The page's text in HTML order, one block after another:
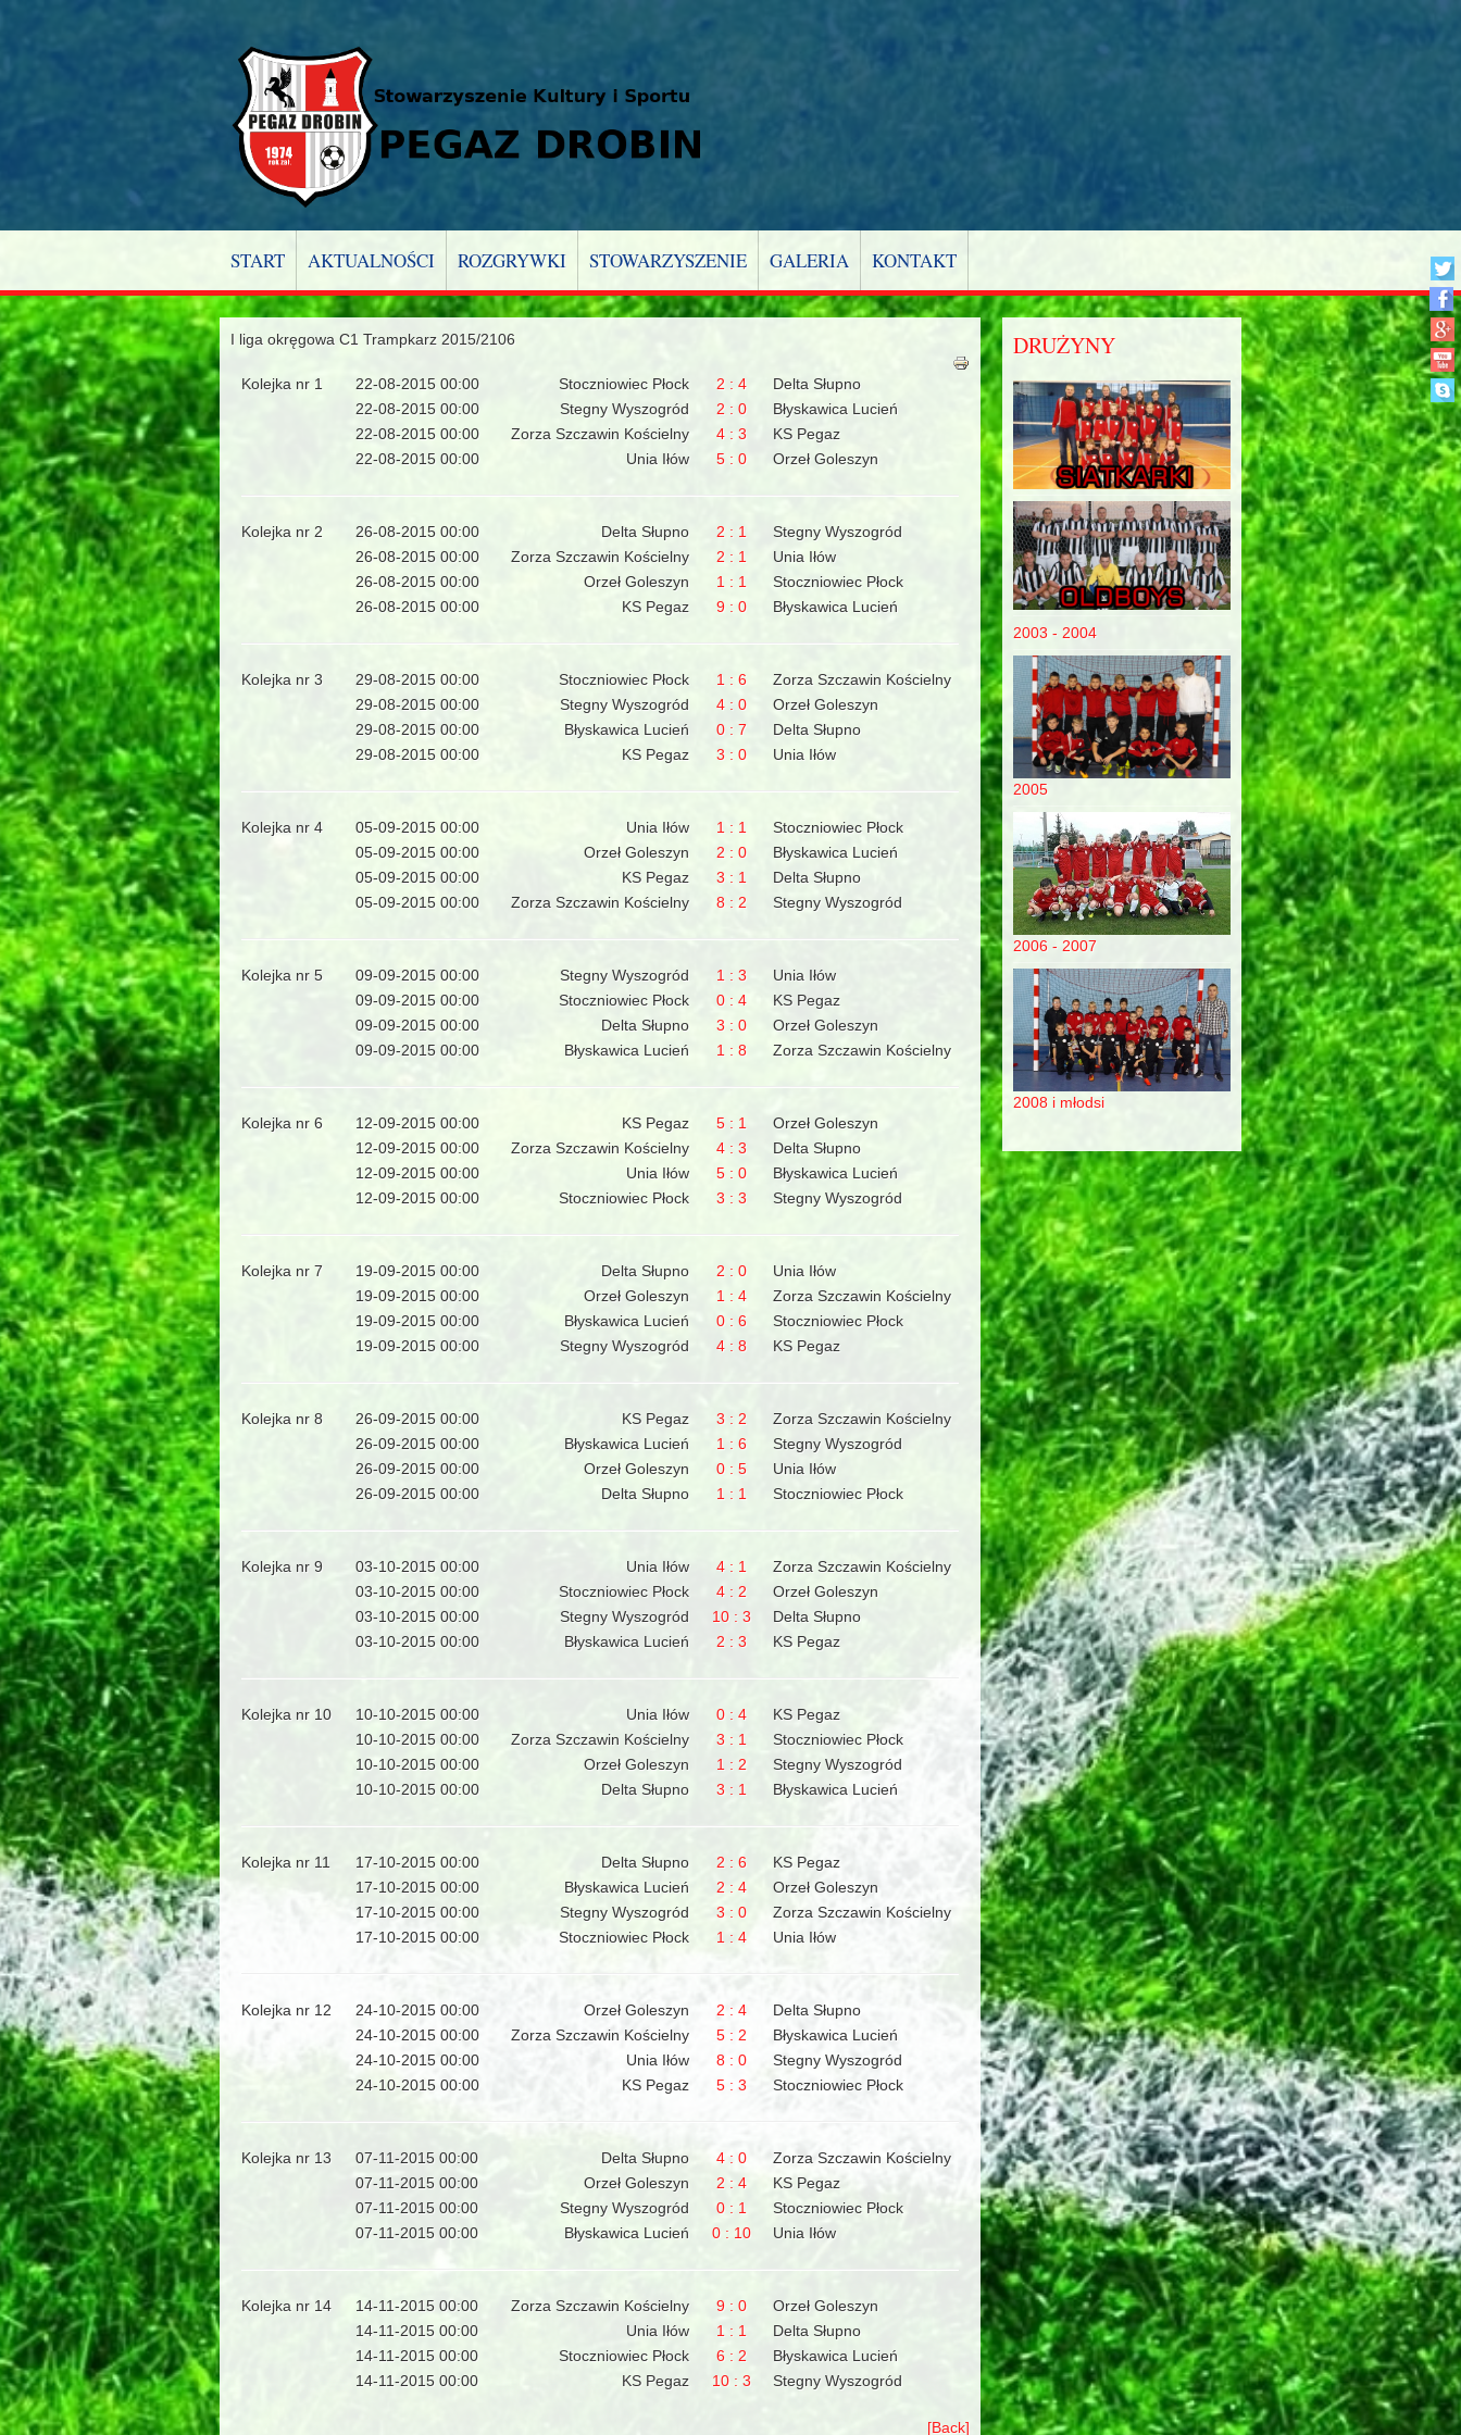
START AKTUALNOŚCI ROZGRYWKI STOWARZYSZENIE GALERIA KONTAKT
I liga okręgowa C1 Trampkarz 2015/2106
Kolejka nr 1 22-08-2015 00:00 Stoczniowiec Płock 2 : 4
Delta Słupno
22-08-2015 00:00
Stegny Wyszogród 2 : 0
Błyskawica Lucień
22-08-2015 00:00
Zorza Szczawin Kościelny 4 : 3
KS Pegaz
22-08-2015 00:00
Unia Iłów 5 : 0 Orzeł Goleszyn
Kolejka nr 2 26-08-2015 00:00 Delta Słupno 2 : 1
Stegny Wyszogród
26-08-2015 00:00
Zorza Szczawin Kościelny 2 : 1
Unia Iłów
26-08-2015 00:00
Orzeł Goleszyn 1 : 1
Stoczniowiec Płock
26-08-2015 00:00
KS Pegaz 9 : 0 Błyskawica Lucień
Kolejka nr 3 29-08-2015 00:00 Stoczniowiec Płock 1 : 6
Zorza Szczawin Kościelny
29-08-2015 00:00
Stegny Wyszogród 4 : 0
Orzeł Goleszyn
29-08-2015 00:00
Błyskawica Lucień 0 : 7
Delta Słupno
29-08-2015 00:00
KS Pegaz 3 : 0 Unia Iłów
Kolejka nr 4 05-09-2015 00:00 Unia Iłów 1 : 1
Stoczniowiec Płock
05-09-2015 00:00
Orzeł Goleszyn 2 : 0
Błyskawica Lucień
05-09-2015 00:00
KS Pegaz 3 : 1
Delta Słupno
05-09-2015 00:00
Zorza Szczawin Kościelny 8 : 2 Stegny Wyszogród
Kolejka nr 5 09-09-2015 00:00 Stegny Wyszogród 1 : 3
Unia Iłów
09-09-2015 00:00
Stoczniowiec Płock 0 : 4
KS Pegaz
09-09-2015 00:00
Delta Słupno 3 : 0
Orzeł Goleszyn
09-09-2015 00:00
Błyskawica Lucień 1 : 8 Zorza Szczawin Kościelny
Kolejka nr 6 12-09-2015 00:00 KS Pegaz 5 : 1
Orzeł Goleszyn
12-09-2015 00:00
Zorza Szczawin Kościelny 4 : 3
Delta Słupno
12-09-2015 00:00
Unia Iłów 5 : 0
Błyskawica Lucień
12-09-2015 00:00
Stoczniowiec Płock 3 : 3 Stegny Wyszogród
Kolejka nr 7 19-09-2015 00:00 Delta Słupno 2 : 0
Unia Iłów
19-09-2015 00:00
Orzeł Goleszyn 1 : 4
Zorza Szczawin Kościelny
19-09-2015 00:00
Błyskawica Lucień 0 : 6
Stoczniowiec Płock
19-09-2015 00:00
Stegny Wyszogród 4 : 8 KS Pegaz
Kolejka nr 8 26-09-2015 00:00 KS Pegaz 3 : 2
Zorza Szczawin Kościelny
26-09-2015 00:00
Błyskawica Lucień 1 : 6
Stegny Wyszogród
26-09-2015 00:00
Orzeł Goleszyn 0 : 5
Unia Iłów
26-09-2015 00:00
Delta Słupno 1 : 1 Stoczniowiec Płock
Kolejka nr 9 03-10-2015 00:00 Unia Iłów 4 : 1
Zorza Szczawin Kościelny
03-10-2015 00:00
Stoczniowiec Płock 4 : 2
Orzeł Goleszyn
03-10-2015 00:00
Stegny Wyszogród 10 : 3
Delta Słupno
03-10-2015 00:00
Błyskawica Lucień 2 : 3 KS Pegaz
Kolejka nr 10 10-10-2015 00:00 Unia Iłów 0 : 4
KS Pegaz
10-10-2015 00:00
Zorza Szczawin Kościelny 3 : 1
Stoczniowiec Płock
10-10-2015 00:00
Orzeł Goleszyn 1 : 2
Stegny Wyszogród
10-10-2015 00:00
Delta Słupno 3 : 1 Błyskawica Lucień
Kolejka nr 11 17-10-2015 00:00 Delta Słupno 2 : 6
KS Pegaz
17-10-2015 00:00
Błyskawica Lucień 2 : 4
Orzeł Goleszyn
17-10-2015 00:00
Stegny Wyszogród 3 : 0
Zorza Szczawin Kościelny
17-10-2015 00:00
Stoczniowiec Płock 1 : 4 Unia Iłów
Kolejka nr 12 24-10-2015 00:00 Orzeł Goleszyn 2 : 4
Delta Słupno
24-10-2015 00:00
Zorza Szczawin Kościelny 5 : 2
Błyskawica Lucień
24-10-2015 00:00
Unia Iłów 8 : 0
Stegny Wyszogród
24-10-2015 00:00
KS Pegaz 5 : 3 Stoczniowiec Płock
Kolejka nr 13 07-11-2015 00:00 Delta Słupno 4 : 0
Zorza Szczawin Kościelny
07-11-2015 00:00
Orzeł Goleszyn 2 : 4
KS Pegaz
07-11-2015 00:00
Stegny Wyszogród 0 : 1
Stoczniowiec Płock
07-11-2015 00:00
Błyskawica Lucień 0 : 10 Unia Iłów
Kolejka nr 14 14-11-2015 00:00 Zorza Szczawin Kościelny 9 : 0
Orzeł Goleszyn
14-11-2015 00:00
Unia Iłów 1 : 1
Delta Słupno
14-11-2015 00:00
Stoczniowiec Płock 6 : 2
Błyskawica Lucień
14-11-2015 00:00
KS Pegaz 10 : 3 Stegny Wyszogród
[Back]
DRUŻYNY
2003 - 2004
2005
2006 - 2007
2008 i młodsi